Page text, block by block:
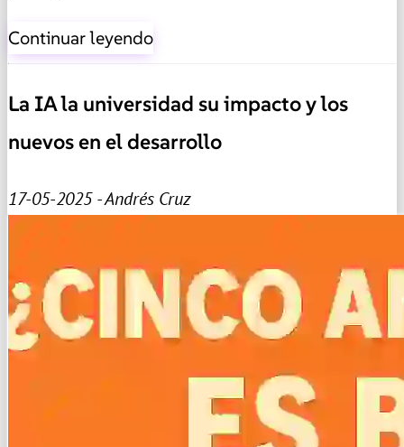
Continuar leyendo
La IA la universidad su impacto y los
nuevos en el desarrollo
17-05-2025 - Andrés Cruz